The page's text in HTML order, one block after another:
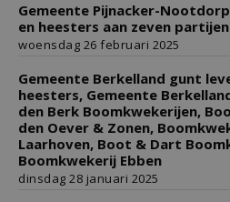
Gemeente Pijnacker-
en heesters aan zeven
woensdag 26 februari 2025
Gemeente Berkelland gunt
heesters, Gemeente
den Berk Boomkwekerijen,
den Oever & Zonen,
Laarhoven, Boot & Dart
Boomkwekerij Ebben
dinsdag 28 januari 2025